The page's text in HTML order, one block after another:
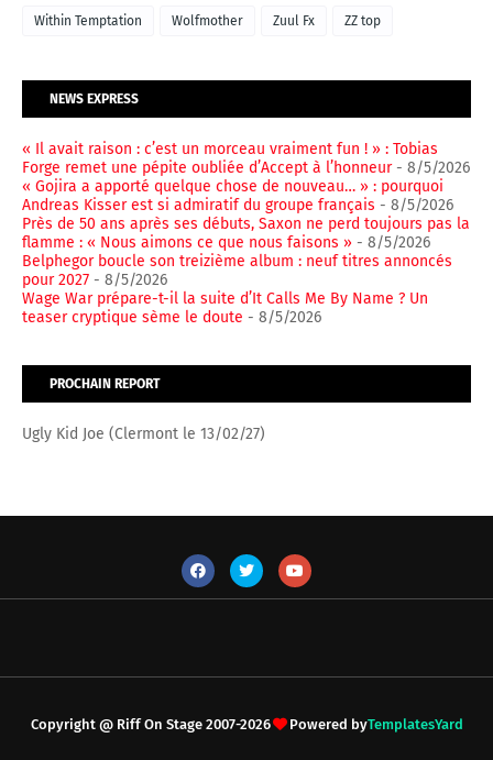
Within Temptation Wolfmother Zuul Fx ZZ top
NEWS EXPRESS
« Il avait raison : c’est un morceau vraiment fun ! » : Tobias
Forge remet une pépite oubliée d’Accept à l’honneur- 8/5/2026
« Gojira a apporté quelque chose de nouveau… » : pourquoi
Andreas Kisser est si admiratif du groupe français - 8/5/2026
Près de 50 ans après ses débuts, Saxon ne perd toujours pas la
flamme : « Nous aimons ce que nous faisons » - 8/5/2026
Belphegor boucle son treizième album : neuf titres annoncés
pour 2027 - 8/5/2026
Wage War prépare-t-il la suite d’It Calls Me By Name ? Un
teaser cryptique sème le doute - 8/5/2026
PROCHAIN REPORT
Ugly Kid Joe (Clermont le 13/02/27)
Copyright @ Riff On Stage 2007-2026 Powered byTemplatesYard